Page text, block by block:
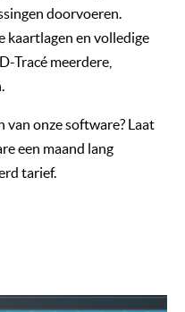
doorvoeren.
kaartlagen en volledige
Tracé meerdere,
van onze software? Laat
een maand lang
tarief.